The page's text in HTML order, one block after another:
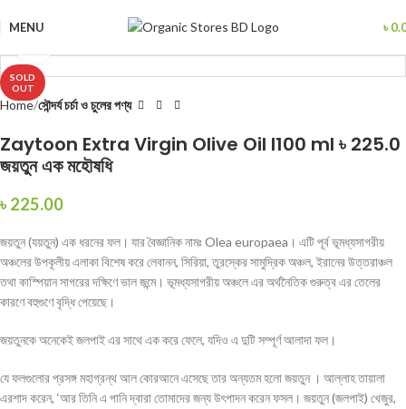
MENU ৳
SOLD
OUT
Home সৌন্দর্য চর্চা ও চুলের পণ্য
Zaytoon Extra Virgin Olive Oil I100 ml ৳ 225.0
জয়তুন এক মহৌষধি
৳ 225.00
জয়তুন (যয়তুন) এক ধরনের ফল। যার বৈজ্ঞানিক নামঃ Olea europaea। এটি পূর্ব ভূমধ্যসাগরীয়
অঞ্চলের উপকূলীয় এলাকা বিশেষ করে লেবানন, সিরিয়া, তুরস্কের সামুদ্রিক অঞ্চল, ইরানের উত্তরাঞ্চল
তথা কাস্পিয়ান সাগরের দক্ষিণে ভাল জন্মে। ভূমধ্যসাগরীয় অঞ্চলে এর অর্থনৈতিক গুরুত্ব এর তেলের
কারণে বহুগুণে বৃদ্ধি পেয়েছে।
জয়তুনকে অনেকেই জলপাই এর সাথে এক করে ফেলে, যদিও এ দুটি সম্পূর্ণ আলাদা ফল।
যে ফলগুলোর প্রসঙ্গ মহাগ্রন্থ আল কোরআনে এসেছে তার অন্যতম হলো জয়তুন । আল্লাহ তায়ালা
এরশাদ করেন, ‘আর তিনি এ পানি দ্বারা তোমাদের জন্য উৎপাদন করেন ফসল। জয়তুন (জলপাই) খেজুর,